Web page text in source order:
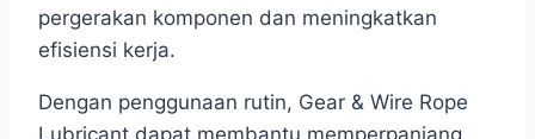
pergerakan komponen dan meningkatkan
efisiensi kerja.
Dengan penggunaan rutin, Gear & Wire Rope